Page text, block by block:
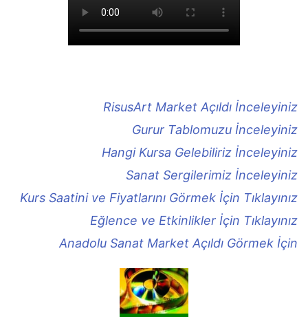
RisusArt Market Açıldı İnceleyiniz
Gurur Tablomuzu İnceleyiniz
Hangi Kursa Gelebiliriz İnceleyiniz
Sanat Sergilerimiz İnceleyiniz
Kurs Saatini ve Fiyatlarını Görmek İçin Tıklayınız
Eğlence ve Etkinlikler İçin Tıklayınız
Anadolu Sanat Market Açıldı Görmek İçin